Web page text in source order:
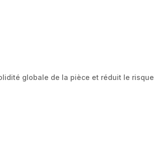
globale de la pièce et réduit le risque